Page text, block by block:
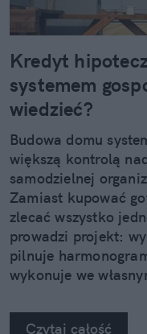
Kredyt
systemem
wiedzieć?
Budowa domu
większą kontrolą
samodzielnej
Zamiast kupować
zlecać wszystko
prowadzi projekt:
pilnuje
wykonuje we
Czytaj całość